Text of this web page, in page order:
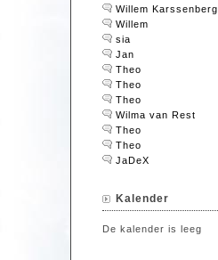
Willem Karssenberg
Willem
sia
Jan
Theo
Theo
Theo
Wilma van Rest
Theo
Theo
JaDeX
Kalender
De kalender is leeg